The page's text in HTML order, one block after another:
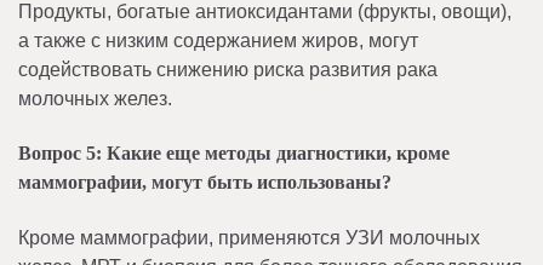
Продукты, богатые антиоксидантами (фрукты, овощи),
а также с низким содержанием жиров, могут
содействовать снижению риска развития рака
молочных желез.
Вопрос 5: Какие еще методы диагностики, кроме
маммографии, могут быть использованы?
Кроме маммографии, применяются УЗИ молочных